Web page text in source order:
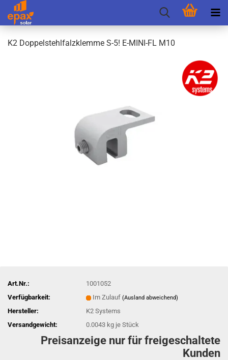
K2 Dop­pel­stehl­falz­klem­me S-5! E-​MINI-FL M10
Art.Nr.:
1001052
Verfügbarkeit:
Im Zulauf (Ausland abweichend)
Hersteller:
K2 Systems
Versandgewicht:
0.0043 kg je Stück
Preisanzeige nur für freigeschaltete
Kunden